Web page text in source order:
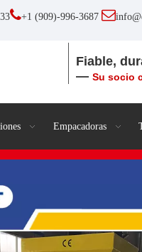
+1 (909)-996-3687 
Fiable,
—Su socio
Empacadoras